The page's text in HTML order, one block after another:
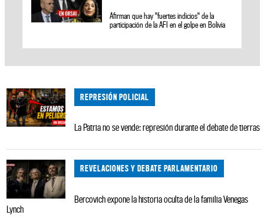
Afirman que hay "fuertes indicios" de la
participación de la AFI en el golpe en Bolivia
REPRESIÓN POLICIAL
La Patria no se vende: represión durante el debate de tierras
REVELACIONES Y DEBATE PARLAMENTARIO
Bercovich expone la historia oculta de la familia Venegas
Lynch